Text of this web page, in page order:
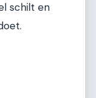
schilt en